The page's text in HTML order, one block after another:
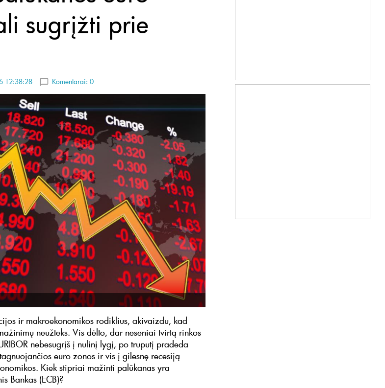
sugrįžti prie
12:38:28 Komentarai: 0
ir makroekonomikos rodiklius, akivaizdu, kad
neužteks. Vis dėlto, dar neseniai tvirtą rinkos
nebesugrįš į nulinį lygį, po truputį pradeda
euro zonos ir vis į gilesnę recesiją
Kiek stipriai mažinti palūkanas yra
Bankas (ECB)?